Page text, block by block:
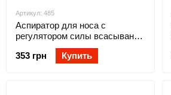
Артикул: 485
Аспиратор для носа с
регулятором силы всасывания
(в коробке) НОВИНКА !!!
"BabyOno"
353 грн Купить